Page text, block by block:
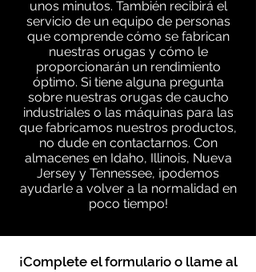
unos minutos. También recibirá el
servicio de un equipo de personas
que comprende cómo se fabrican
nuestras orugas y cómo le
proporcionarán un rendimiento
óptimo. Si tiene alguna pregunta
sobre nuestras orugas de caucho
industriales o las máquinas para las
que fabricamos nuestros productos,
no dude en contactarnos. Con
almacenes en Idaho, Illinois, Nueva
Jersey y Tennessee, ¡podemos
ayudarle a volver a la normalidad en
poco tiempo!
¡Complete el formulario o llame al